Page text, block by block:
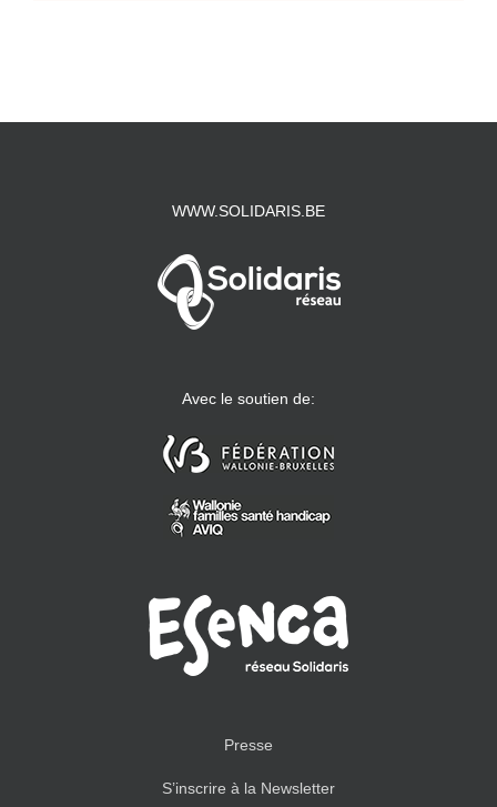
WWW.SOLIDARIS.BE
Avec le soutien de:
Presse
S’inscrire à la Newsletter